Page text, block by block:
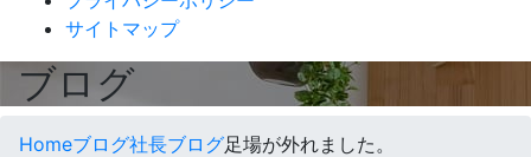
サイトマップ
ブログ
Homeブログ社長ブログ足場が外れました。